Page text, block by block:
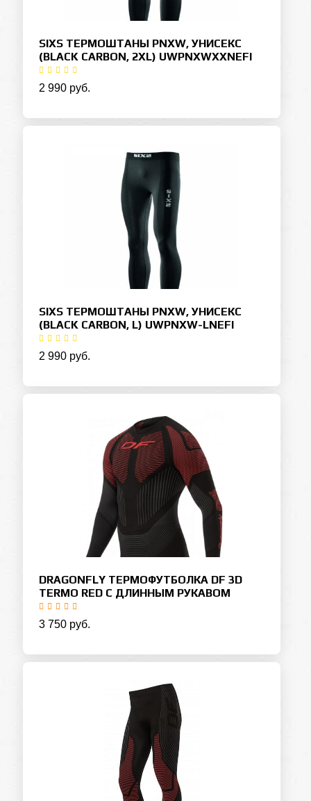
SIXS ТЕРМОШТАНЫ PNXW, УНИСЕКС
(BLACK CARBON, 2XL) UWPNXWXXNEFI
2 990 руб.
SIXS ТЕРМОШТАНЫ PNXW, УНИСЕКС
(BLACK CARBON, L) UWPNXW-LNEFI
2 990 руб.
DRAGONFLY ТЕРМОФУТБОЛКА DF 3D
TERMO RED С ДЛИННЫМ РУКАВОМ
3 750 руб.